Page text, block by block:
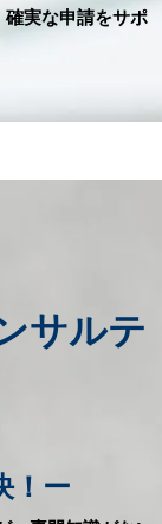
実な申請をサポ
サルテ
！ー